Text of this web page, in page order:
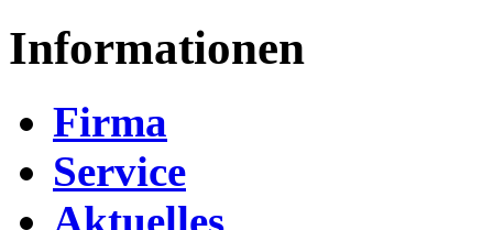
Informationen
Firma
Service